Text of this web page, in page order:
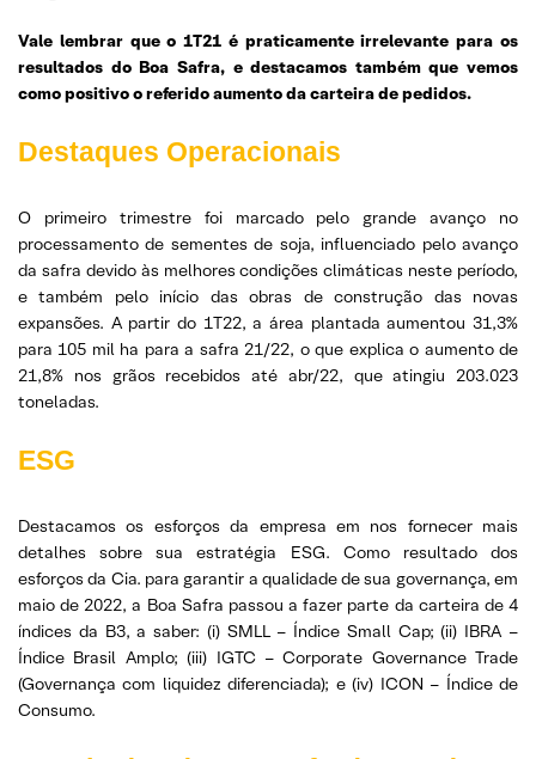
Vale lembrar que o 1T21 é praticamente irrelevante para os
resultados do Boa Safra, e destacamos também que vemos
como positivo o referido aumento da carteira de pedidos.
Destaques Operacionais
O primeiro trimestre foi marcado pelo grande avanço no
processamento de sementes de soja, influenciado pelo avanço
da safra devido às melhores condições climáticas neste período,
e também pelo início das obras de construção das novas
expansões. A partir do 1T22, a área plantada aumentou 31,3%
para 105 mil ha para a safra 21/22, o que explica o aumento de
21,8% nos grãos recebidos até abr/22, que atingiu 203.023
toneladas.
ESG
Destacamos os esforços da empresa em nos fornecer mais
detalhes sobre sua estratégia ESG. Como resultado dos
esforços da Cia. para garantir a qualidade de sua governança, em
maio de 2022, a Boa Safra passou a fazer parte da carteira de 4
índices da B3, a saber: (i) SMLL – Índice Small Cap; (ii) IBRA –
Índice Brasil Amplo; (iii) IGTC – Corporate Governance Trade
(Governança com liquidez diferenciada); e (iv) ICON – Índice de
Consumo.